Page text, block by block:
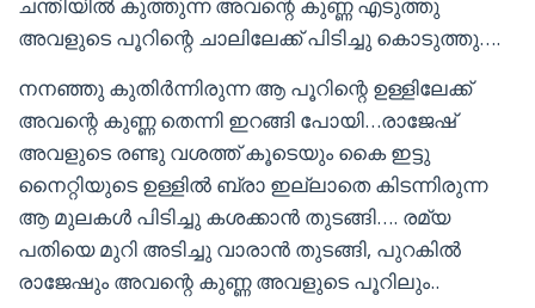
അവളുടെ പൂറിന്റെ ചാലിലേക്ക് പിടിച്ചു കൊടുത്തു….
നനഞ്ഞു കുതിർന്നിരുന്ന ആ പൂറിന്റെ ഉള്ളിലേക്ക്
അവന്റെ കുണ്ണ തെന്നി ഇറങ്ങി പോയി…രാജേഷ്‌
അവളുടെ രണ്ടു വശത്ത് കൂടെയും കൈ ഇട്ടു
നൈറ്റിയുടെ ഉള്ളിൽ ബ്രാ ഇല്ലാതെ കിടന്നിരുന്ന
ആ മുലകൾ പിടിച്ചു കശക്കാൻ തുടങ്ങി…. രമ്യ
പതിയെ മുറി അടിച്ചു വാരാൻ തുടങ്ങി, പുറകിൽ
രാജേഷും അവന്റെ കുണ്ണ അവളുടെ പൂറിലും..